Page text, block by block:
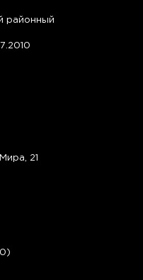
районный
21